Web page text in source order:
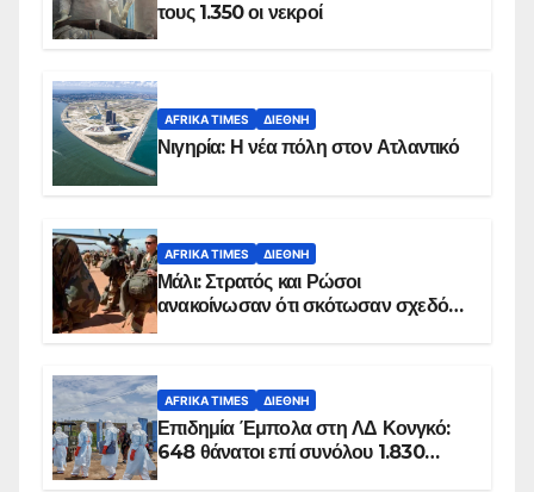
τους 1.350 οι νεκροί
AFRIKA TIMES ΔΙΕΘΝΉ
Νιγηρία: Η νέα πόλη στον Ατλαντικό
AFRIKA TIMES ΔΙΕΘΝΉ
Μάλι: Στρατός και Ρώσοι
ανακοίνωσαν ότι σκότωσαν σχεδόν
AFRIKA TIMES ΔΙΕΘΝΉ
Επιδημία Έμπολα στη ΛΔ Κονγκό:
648 θάνατοι επί συνόλου 1.830